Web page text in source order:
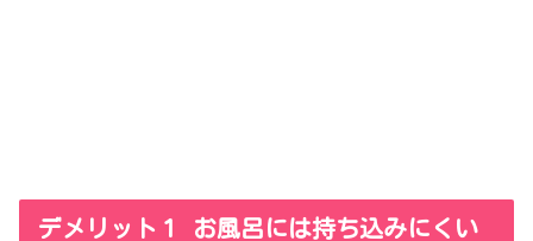
デメリット１ お風呂には持ち込みにくい